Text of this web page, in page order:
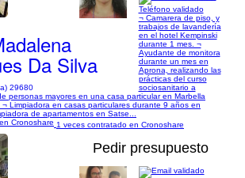
Da Silva
29680
Teléfono validado
¬ Camarera de piso, y
trabajos de lavandería
en el hotel Kempinski
durante 1 mes. ¬
Ayudante de monitora
durante un mes en
Aprona, realizando las
prácticas del curso
sociosanitario a
personas mayores en una casa particular en Marbella
Limpiadora en casas particulares durante 9 años en
de apartamentos en Satse...
1 veces contratado en Cronoshare
Pedir presupuesto